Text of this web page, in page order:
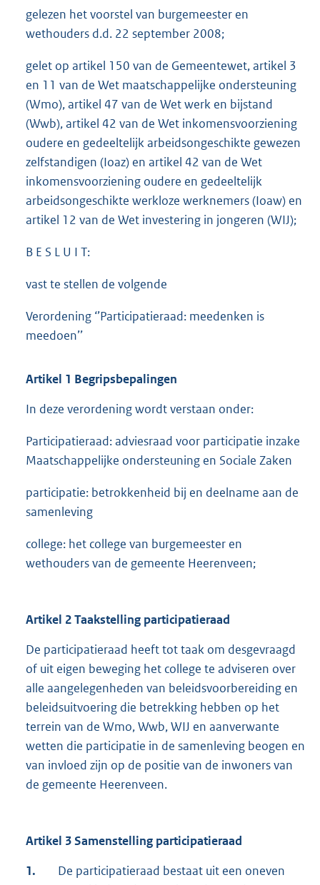
gelezen het voorstel van burgemeester en
wethouders d.d. 22 september 2008;
gelet op artikel 150 van de Gemeentewet, artikel 3
en 11 van de Wet maatschappelijke ondersteuning
(Wmo), artikel 47 van de Wet werk en bijstand
(Wwb), artikel 42 van de Wet inkomensvoorziening
oudere en gedeeltelijk arbeidsongeschikte gewezen
zelfstandigen (Ioaz) en artikel 42 van de Wet
inkomensvoorziening oudere en gedeeltelijk
arbeidsongeschikte werkloze werknemers (Ioaw) en
artikel 12 van de Wet investering in jongeren (WIJ);
B E S L U I T:
vast te stellen de volgende
Verordening ‘’Participatieraad: meedenken is
meedoen’’
Artikel 1 Begripsbepalingen
In deze verordening wordt verstaan onder:
Participatieraad: adviesraad voor participatie inzake
Maatschappelijke ondersteuning en Sociale Zaken
participatie: betrokkenheid bij en deelname aan de
samenleving
college: het college van burgemeester en
wethouders van de gemeente Heerenveen;
Artikel 2 Taakstelling participatieraad
De participatieraad heeft tot taak om desgevraagd
of uit eigen beweging het college te adviseren over
alle aangelegenheden van beleidsvoorbereiding en
beleidsuitvoering die betrekking hebben op het
terrein van de Wmo, Wwb, WIJ en aanverwante
wetten die participatie in de samenleving beogen en
van invloed zijn op de positie van de inwoners van
de gemeente Heerenveen.
Artikel 3 Samenstelling participatieraad
1.
De participatieraad bestaat uit een oneven